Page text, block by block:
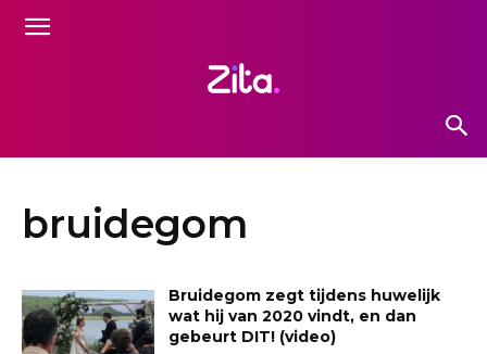
bruidegom
Bruidegom zegt tijdens huwelijk
wat hij van 2020 vindt, en dan
gebeurt DIT! (video)